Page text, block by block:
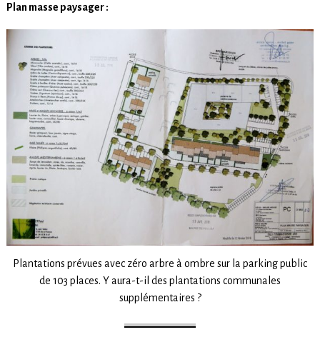
Plan masse paysager :
Plantations prévues avec zéro arbre à ombre sur la parking public
de 103 places. Y aura-t-il des plantations communales
supplémentaires ?